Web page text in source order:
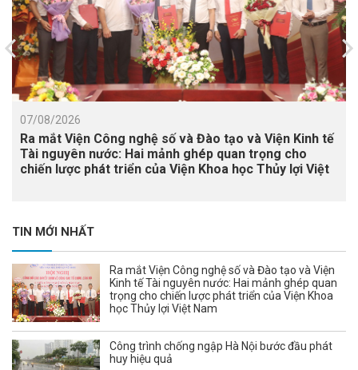
07/08/2026
Ra mắt Viện Công nghệ số và Đào tạo và Viện Kinh tế
Tài nguyên nước: Hai mảnh ghép quan trọng cho
chiến lược phát triển của Viện Khoa học Thủy lợi Việt
TIN MỚI NHẤT
Ra mắt Viện Công nghệ số và Đào tạo và Viện
Kinh tế Tài nguyên nước: Hai mảnh ghép quan
trọng cho chiến lược phát triển của Viện Khoa
học Thủy lợi Việt Nam
Công trình chống ngập Hà Nội bước đầu phát
huy hiệu quả